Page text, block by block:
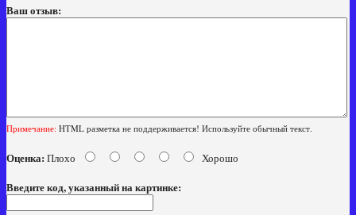
Ваш отзыв:
Примечание: HTML разметка не поддерживается! Используйте обычный текст.
Оценка: Плохо Хорошо
Введите код, указанный на картинке: